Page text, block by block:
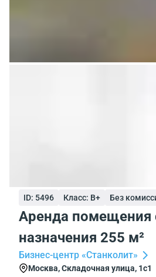
ID: 5496 Класс: B+ Без
Аренда помещения
назначения 255 м²
Бизнес-центр «Станколит»
Москва, Складочная улица, 1с1